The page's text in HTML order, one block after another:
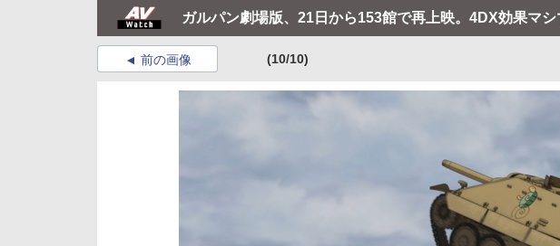
ガルパン劇場版、21日から153館で再上映。4DX効果マ
前の画像 (10/10)